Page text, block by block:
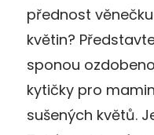
přednost
květin?
sponou
kytičky pro
sušených květů.